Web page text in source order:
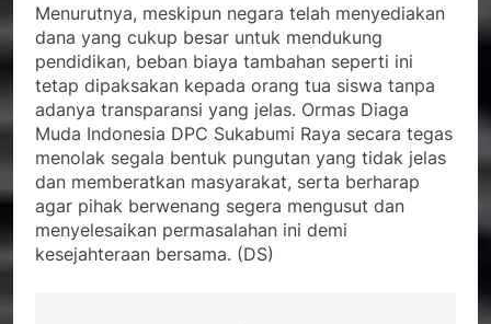
Menurutnya, meskipun negara telah menyediakan
dana yang cukup besar untuk mendukung
pendidikan, beban biaya tambahan seperti ini
tetap dipaksakan kepada orang tua siswa tanpa
adanya transparansi yang jelas. Ormas Diaga
Muda Indonesia DPC Sukabumi Raya secara tegas
menolak segala bentuk pungutan yang tidak jelas
dan memberatkan masyarakat, serta berharap
agar pihak berwenang segera mengusut dan
menyelesaikan permasalahan ini demi
kesejahteraan bersama. (DS)